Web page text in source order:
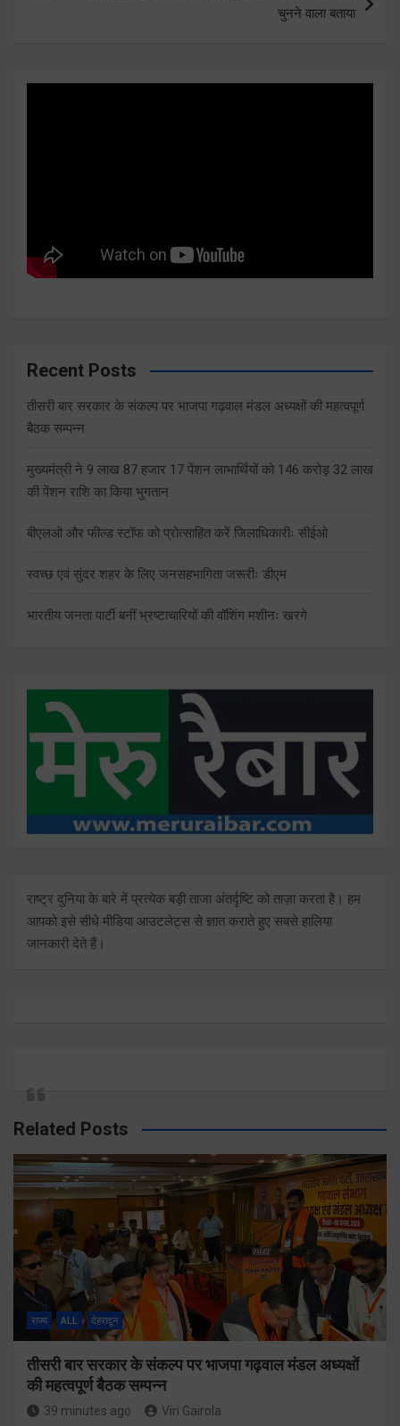
चुनने वाला बताया
Recent Posts
तीसरी बार सरकार के संकल्प पर भाजपा गढ़वाल मंडल अध्यक्षों की महत्वपूर्ण
बैठक सम्पन्न
मुख्यमंत्री ने 9 लाख 87 हजार 17 पेंशन लाभार्थियों को 146 करोड़ 32 लाख
की पेंशन राशि का किया भुगतान
बीएलओ और फील्ड स्टॉफ को प्रोत्साहित करें जिलाधिकारीः सीईओ
स्वच्छ एवं सुंदर शहर के लिए जनसहभागिता जरूरीः डीएम
भारतीय जनता पार्टी बनीं भ्रष्टाचारियों की वॉशिंग मशीनः खरगे
राष्ट्र दुनिया के बारे में प्रत्येक बड़ी ताजा अंतर्दृष्टि को ताज़ा करता है। हम
आपको इसे सीधे मीडिया आउटलेट्स से ज्ञात कराते हुए सबसे हालिया
जानकारी देते हैं।
Related Posts
राज्य ALL देहरादून
तीसरी बार सरकार के संकल्प पर भाजपा गढ़वाल मंडल अध्यक्षों
की महत्वपूर्ण बैठक सम्पन्न
39 minutes ago Viri Gairola